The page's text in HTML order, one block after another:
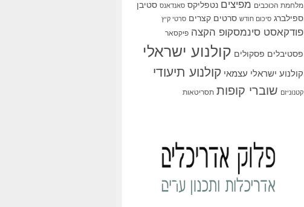
מלחמת הכוכבים מפיצים נטפליקס סאנדאנס סטיבן
ספילברג סיכום חודש סרטים קצרים סרטי קיץ
פודקאסט סינמסקופ הקצה פיקסאר
פסטיבלים פסקולים קולנוע ישראלי
קולנוע ישראלי עצמאי קולנוע תיעודי
קטנוניזם שוברי קופות תסריטאות